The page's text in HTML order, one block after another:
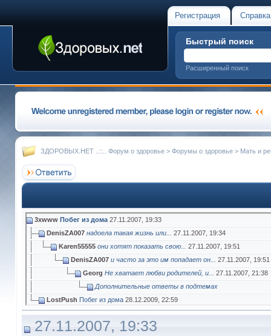
Регистрация Справка
Быстрый поиск
Расширенный поиск
ЗДОРОВЫХ.НЕТ ..::.. Форум о здоровье > Форумы о здоровье > Мать и
3xwww Побег из дома 27.11.2007, 19:33
DenisZA007 надоела такая жизнь или... 27.11.2007, 19:34
Karen55555 они хотят показать свою... 27.11.2007, 19:51
DenisZA007 и часто за это им попадает он... 27.11.2007, 19:51
Georg Не хватает любви родителей, и... 27.11.2007, 21:38
Дополнительные ответы в подтемах
LostPush Побег из дома 28.12.2009, 22:59
Annet умоих знакомых была такая же...22.03.2010,10:39
redda в любом случае виноваты...
27.11.2007, 19:33